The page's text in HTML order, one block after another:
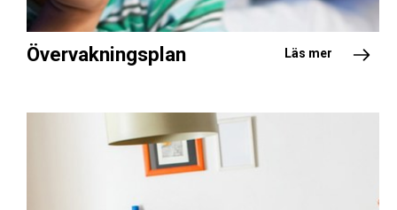
Övervakningsplan Läs mer